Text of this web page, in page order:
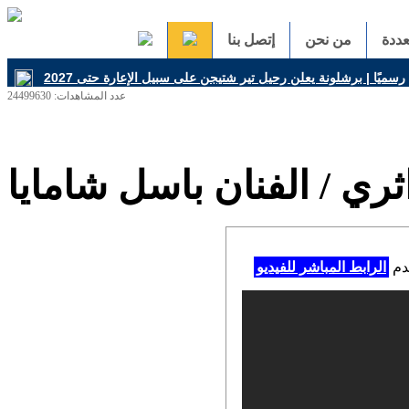
من نحن إتصل بنا
عدد المشاهدات: 24499630
/ الفنان باسل شامايا
الرابط المباشر للفيديو